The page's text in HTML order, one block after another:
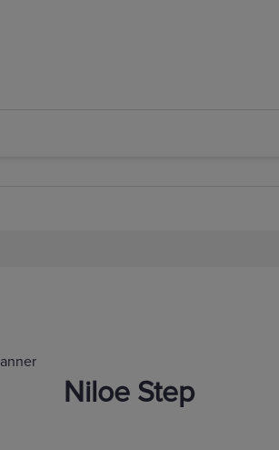
Niloe Step